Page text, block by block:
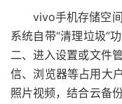
vivo手机存储空
系统自带“清理垃圾”
二、进入设置或文件
信、浏览器等占用大
照片视频，结合云备